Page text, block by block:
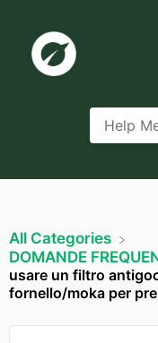
All Categories
​DOMANDE
usare un filtro
fornello/moka per